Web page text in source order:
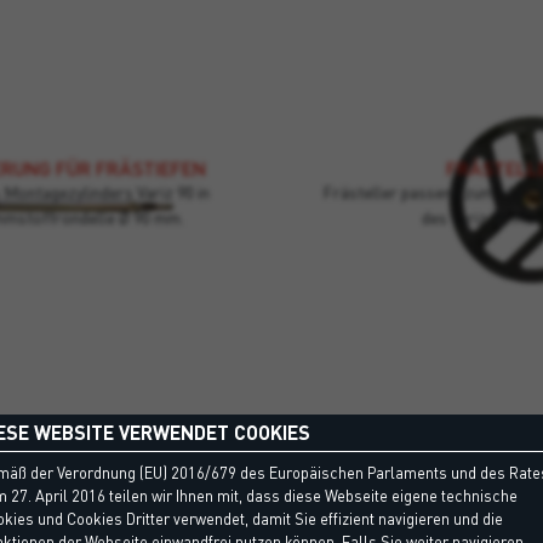
FÜR FRÄSTIEFEN
Variz 90 in
FÜR FRÄSTIEFEN
Variz 90 in
Ø 90 mm.
Frästeller passend zum
des
Frästeller passend zum
des Variz 90
WEBSITE VERWENDET COOKIES
der Verordnung (EU) 2016/679 des Europäischen Parlaments und des
27. April 2016 teilen wir Ihnen mit, dass diese Webseite eigene technische
und Cookies Dritter verwendet, damit Sie effizient navigieren und die